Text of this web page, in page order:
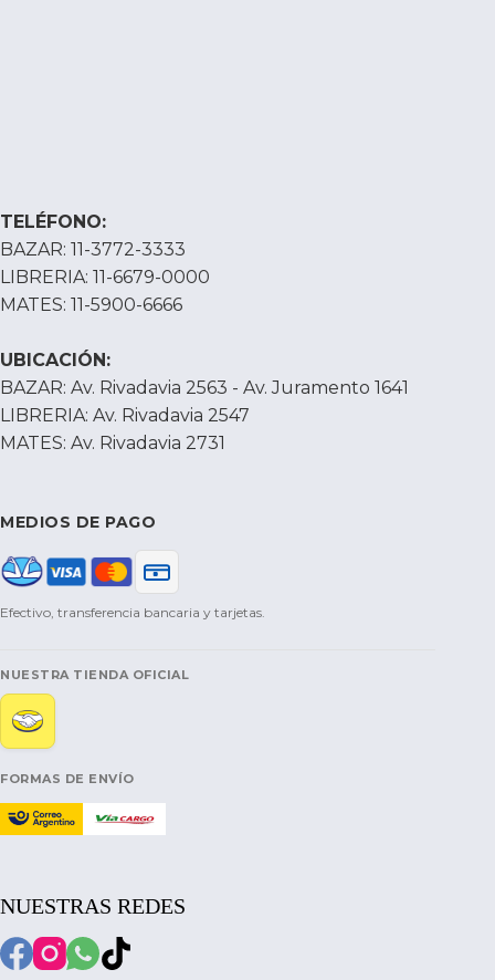
TELÉFONO:
BAZAR: 11-3772-3333
LIBRERIA: 11-6679-0000
MATES: 11-5900-6666
UBICACIÓN:
BAZAR: Av. Rivadavia 2563 - Av. Juramento 1641
LIBRERIA: Av. Rivadavia 2547
MATES: Av. Rivadavia 2731
MEDIOS DE PAGO
Efectivo, transferencia bancaria y tarjetas.
NUESTRA TIENDA OFICIAL
FORMAS DE ENVÍO
NUESTRAS REDES